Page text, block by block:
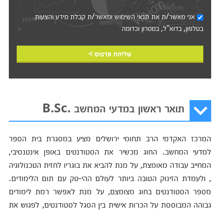
אני מאשר/ת אתתנאי השימושומאשר/ת קבלת מידע והצעות
בטלפון, בדוא"ל, במסרון וכדומה‎‎
שליחת פרטים >
תואר ראשון במדעי המחשב .B.Sc
המרכז האקדמי הרב תחומי ירושלים מציע במסגרת בית הספר
למדעי המחשב. החוג מכשיר את הסטודנטים באופן אינטנסיבי,
המחייב עבודה מאומצת, על מנת להביא את בוגריו לחזית הטכנולוגיה
, ולעמדת הזינוק הטובה ביותר לעולם ההי-טק עם תום הלימודים.
מספר הסטודנטים בחוג מצומצם, על מנת לאפשר רמת לימודים
גבוהה המבוססת על הכרות אישית בין הסגל לסטודנטים, לפגוש את